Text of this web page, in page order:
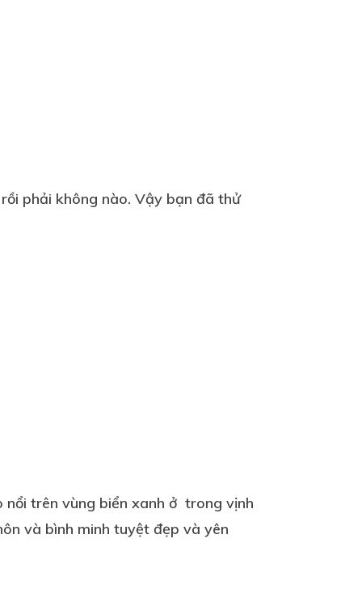
phải không nào. Vậy bạn đã thử
nổi trên vùng biển xanh ở trong vịnh
và bình minh tuyệt đẹp và yên